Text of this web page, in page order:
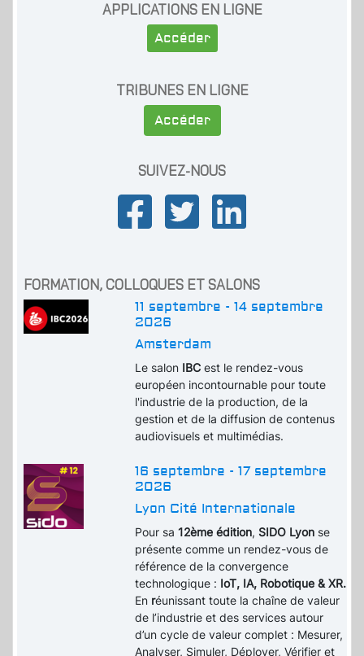
APPLICATIONS EN LIGNE
Accéder
TRIBUNES EN LIGNE
Accéder
SUIVEZ-NOUS
FORMATION, COLLOQUES ET SALONS
11 septembre - 14 septembre
2026
Amsterdam
Le salon IBCest le rendez-vous
européen incontournable pour toute
l'industrie de la production, de la
gestion et de la diffusion de contenus
audiovisuels et multimédias.
16 septembre - 17 septembre
2026
Lyon Cité Internationale
Pour sa12ème édition, SIDO Lyon se
présente comme un rendez-vous de
référence de la convergence
technologique : IoT, IA, Robotique & XR.
En réunissant toute la chaîne de valeur
de l’industrie et des services autour
d’un cycle de valeur complet : Mesurer,
Analyser, Simuler, Déployer, Vérifier et